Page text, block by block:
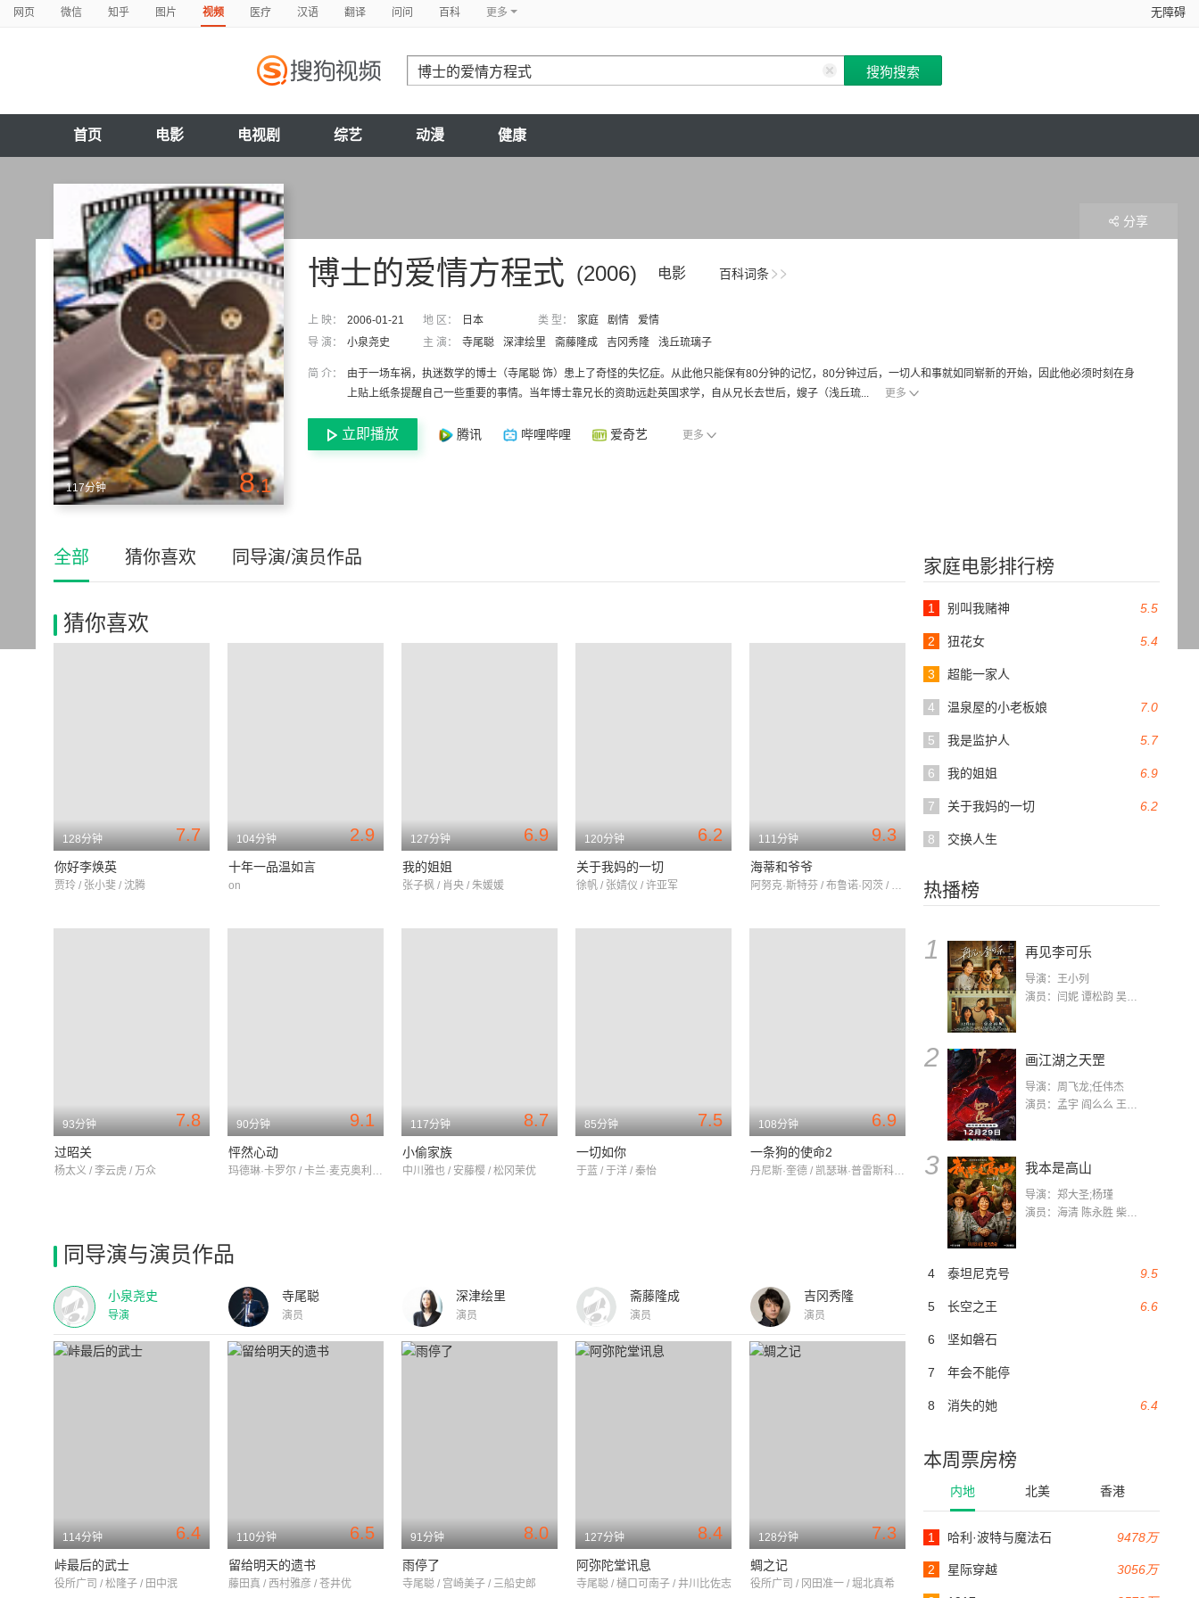
网页 微信 知乎 图片 视频 医疗 汉语 翻译 问问 百科 更多 无障碍
首页 电影 电视剧 综艺 动漫 健康
117分钟 8.1
百科词条
(2006) 电影
博士的爱情方程式
上 映： 2006-01-21 地 区： 日本 类 型： 家庭 剧情
爱情
导 演：
小泉尧史 主 演： 寺尾聪 深津绘里 斋藤隆成 吉冈秀隆 浅丘琉璃子
简 介：
由于一场车祸，执迷数学的博士（寺尾聪 饰）患上了奇怪的失忆症。从此他只能保有80分钟的记忆，80分钟过后，一切人和事就如同崭新的开始，因此他必须时刻在身
上贴上纸条提醒自己一些重要的事情。当年博士靠兄长的资助远赴英国求学，自从兄长去世后，嫂子（浅丘琉...
更多
立即播放 腾讯 哔哩哔哩 爱奇艺 更多
分享
家庭电影排行榜
5.5
1 别叫我赌神
5.4
2 狃花女
3 超能一家人
7.0
4 温泉屋的小老板娘
5.7
5 我是监护人
6.9
6 我的姐姐
6.2
7 关于我妈的一切
8 交换人生
热播榜
1 再见李可乐
导演：王小列
演员：闫妮 谭松韵 吴京 蒋龙 赵小棠 冯雷 李虎城 平安 小七 小可乐
2 画江湖之天罡
导演：周飞龙;任伟杰
演员：孟宇 阎么么 王凯 郭政建 阎萌萌 杨默 高枫 齐斯伽 刘芊含 马程
3 我本是高山
导演：郑大圣;杨瑾
演员：海清 陈永胜 柴烨 王玥婷 万国鹏 美朵达瓦 赵瑞婷 罗解艳 郭莉娜 潘家艳
9.5
4 泰坦尼克号
6.6
5 长空之王
6 坚如磐石
7 年会不能停
6.4
8 消失的她
本周票房榜
内地 北美 香港
9478万
1 哈利·波特与魔法石
3056万
2 星际穿越
全部 猜你喜欢 同导演/演员作品
猜你喜欢
7.7
128分钟
你好李焕英
贾玲 / 张小斐 / 沈腾
2.9
104分钟
十年一品温如言
on
6.9
127分钟
我的姐姐
张子枫 / 肖央 / 朱媛媛
6.2
120分钟
关于我妈的一切
徐帆 / 张婧仪 / 许亚军
9.3
111分钟
海蒂和爷爷
阿努克·斯特芬 / 布鲁诺·冈茨 / 昆林·艾格匹
7.8
93分钟
过昭关
杨太义 / 李云虎 / 万众
9.1
90分钟
怦然心动
玛德琳·卡罗尔 / 卡兰·麦克奥利菲 / 瑞贝卡·德·莫妮
8.7
117分钟
小偷家族
中川雅也 / 安藤樱 / 松冈茉优
7.5
85分钟
一切如你
于蓝 / 于洋 / 秦怡
6.9
108分钟
一条狗的使命2
丹尼斯·奎德 / 凯瑟琳·普雷斯科特 / 刘宪华
同导演与演员作品
小泉尧史
导演
寺尾聪
演员
深津绘里
演员
斋藤隆成
演员
吉冈秀隆
演员
6.4
114分钟
峠最后的武士
役所广司 / 松隆子 / 田中泯
6.5
110分钟
留给明天的遗书
藤田真 / 西村雅彦 / 苍井优
8.0
91分钟
雨停了
寺尾聪 / 宫崎美子 / 三船史郎
8.4
127分钟
阿弥陀堂讯息
寺尾聪 / 樋口可南子 / 井川比佐志
7.3
128分钟
蜩之记
役所广司 / 冈田准一 / 堀北真希